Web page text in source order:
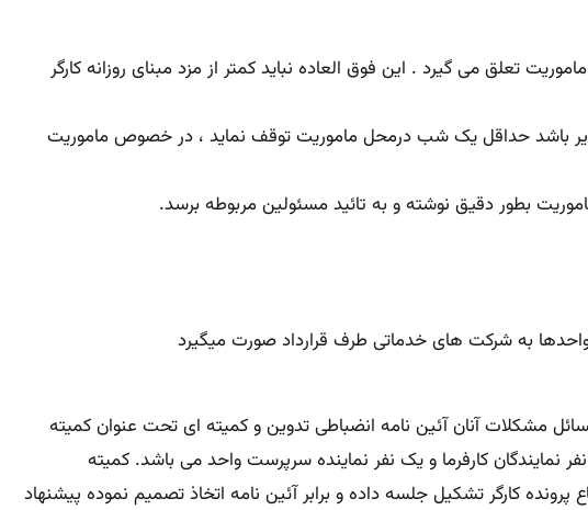
تعلق می گیرد . این فوق العاده نباید کمتر از مزد مبنای روزانه کارگر
۵۰ کیلومتر از محل کارگاه اصلی دور شود و یا ناگزیر باشد حداقل یک شب درمحل ماموریت توقف نماید ، در خصوص ماموریت
به شرکت های خدماتی طرف قرارداد صورت میگیرد
مشکلات آنان آئین نامه انضباطی تدوین و کمیته ای تحت عنوان کمیته
۲ نفر نمایندگان شورای اسلامی کارگران ، دو نفر نمایندگان کارفرما و یک نفر نماینده سرپرست واحد می باشد. کمیته
تخلفات ارجاعی کارکنان روزمزد را بعهده دارد . کمیته حداکثر مدت ۱۰ روز پس از ارجاع پرونده کارگر تشکیل جلسه داده و برابر آئین نامه اتخاذ تصمیم نموده پیشنهاد